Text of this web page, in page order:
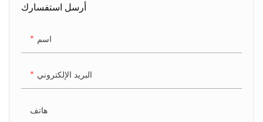
أرسل استفسارك
اسم
البريد الإلكتروني
هاتف